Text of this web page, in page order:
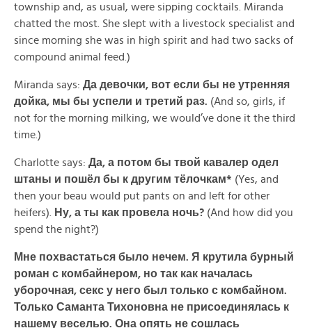
township and, as usual, were sipping cocktails. Miranda
chatted the most. She slept with a livestock specialist and
since morning she was in high spirit and had two sacks of
compound animal feed.)
Miranda says: Да девочки, вот если бы не утренняя
дойка, мы бы успели и третий раз. (And so, girls, if
not for the morning milking, we would’ve done it the third
time.)
Charlotte says: Да, а потом бы твой кавалер одел
штаны и пошёл бы к другим тёлочкам* (Yes, and
then your beau would put pants on and left for other
heifers).
Ну, а ты как провела ночь? (And how did you
spend the night?)
Мне похвастаться было нечем. Я крутила бурный
роман с комбайнером, но так как началась
уборочная, секс у него был только с комбайном.
Только Саманта Тихоновна не присоединялась к
нашему веселью. Она опять не сошлась